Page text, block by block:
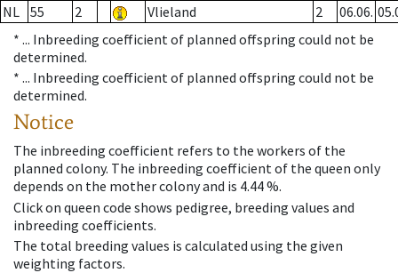
NL 55 2 Vlieland 2 06.06.
* ... Inbreeding coefficient of planned offspring could not be
determined.
* ... Inbreeding coefficient of planned offspring could not be
determined.
Notice
The inbreeding coefficient refers to the workers of the
planned colony. The inbreeding coefficient of the queen only
depends on the mother colony and is 4.44 %.
Click on queen code shows pedigree, breeding values and
inbreeding coefficients.
The total breeding values is calculated using the given
weighting factors.